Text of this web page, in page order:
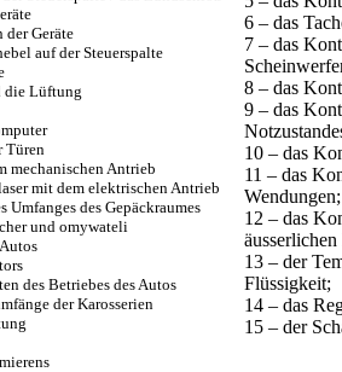
Geräte
auf der Steuerspalte
die Lüftung
Türen
mechanischen Antrieb
mit dem elektrischen Antrieb
Umfanges des Gepäckraumes
und omywateli
des Betriebes des Autos
der Karosserien
6 – das
7 – das
8 – das
9 – das
10 – das
11 – das
Wendungen;
12 – das
13 – der
Flüssigkeit;
14 – das
15 – der